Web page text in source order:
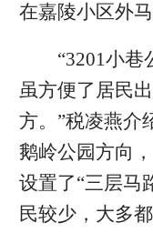
在嘉陵小区外
“3201小巷
虽方便了居民
方。”税凌燕介
鹅岭公园方向
设置了“三层马
民较少，大多